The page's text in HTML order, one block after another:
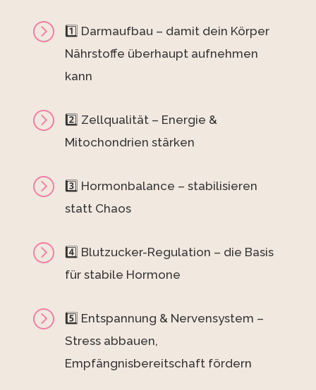
=
1️⃣ Darmaufbau – damit dein Körper
Nährstoffe überhaupt aufnehmen
kann
=
2️⃣ Zellqualität – Energie &
Mitochondrien stärken
=
3️⃣ Hormonbalance – stabilisieren
statt Chaos
=
4️⃣ Blutzucker-Regulation – die Basis
für stabile Hormone
=
5️⃣ Entspannung & Nervensystem –
Stress abbauen,
Empfängnisbereitschaft fördern